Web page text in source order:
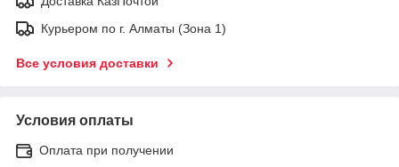
Курьером по г. Алматы (Зона 1)
Все условия доставки
Условия оплаты
Оплата при получении